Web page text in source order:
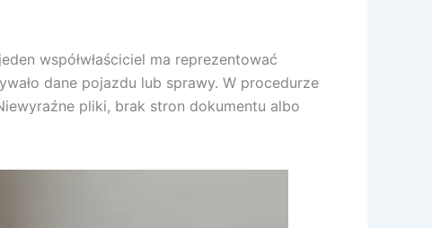
współwłaściciel ma reprezentować
dane pojazdu lub sprawy. W procedurze
pliki, brak stron dokumentu albo